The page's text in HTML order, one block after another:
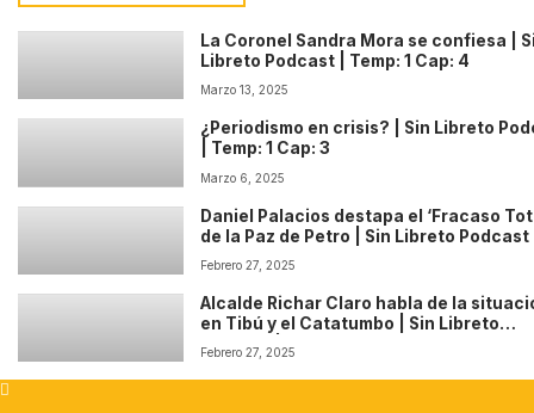
La Coronel Sandra Mora se confiesa |
Libreto Podcast | Temp: 1 Cap: 4
Marzo 13, 2025
¿Periodismo en crisis? | Sin Libreto
| Temp: 1 Cap: 3
Marzo 6, 2025
Daniel Palacios destapa el ‘Fracaso
de la Paz de Petro | Sin Libreto Podcast
Temp: 1 Cap: 2
Febrero 27, 2025
Alcalde Richar Claro habla de la
en Tibú y el Catatumbo | Sin Libreto
Podcast | Temp: 1 Cap: 1
Febrero 27, 2025